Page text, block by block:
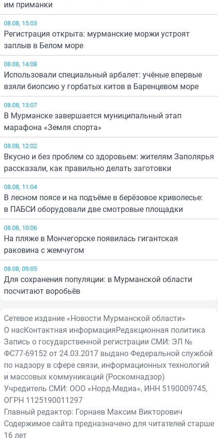
им приманки
08.08, 15:03
Регистрация открыта: мурманские моржи устроят
заплыв в Белом море
08.08, 14:08
Использовали специальный арбалет: учёные впервые
взяли биопсию у горбатых китов в Баренцевом море
08.08, 13:07
В Мурманске завершается муниципальный этап
марафона «Земля спорта»
08.08, 12:02
Вкусно и без проблем со здоровьем: жителям Заполярья
рассказали, как правильно делать заготовки
08.08, 11:04
В лесном поясе и на подъёме в берёзовое криволесье:
в ПАБСИ оборудовали две смотровые площадки
08.08, 10:06
На пляже в Мончегорске появилась гигантская
раковина с жемчугом
08.08, 09:05
Для сохранения популяции: в Мурманской области
посчитают воробьёв
Сетевое издание «Новости Мурманской области»
О насКонтактная информацияРедакционная политика
Запись о государственной регистрации СМИ: ЭЛ №
ФС77-69152 от 24.03.2017 выдано Федеральной службой
по надзору в сфере связи, информационных технологий
и массовых коммуникаций (Роскомнадзор)
Учредитель СМИ: ООО «Норд-Медиа», ИНН 5190009745,
ОГРН 1125190011297
Главный редактор: Горнаев Максим Викторович
Содержимое сайта предназначено для читателей старше
16 лет